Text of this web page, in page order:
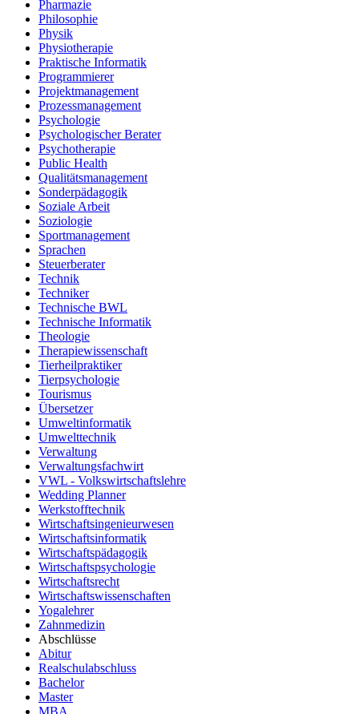
Pharmazie
Philosophie
Physik
Physiotherapie
Praktische Informatik
Programmierer
Projektmanagement
Prozessmanagement
Psychologie
Psychologischer Berater
Psychotherapie
Public Health
Qualitätsmanagement
Sonderpädagogik
Soziale Arbeit
Soziologie
Sportmanagement
Sprachen
Steuerberater
Technik
Techniker
Technische BWL
Technische Informatik
Theologie
Therapiewissenschaft
Tierheilpraktiker
Tierpsychologie
Tourismus
Übersetzer
Umweltinformatik
Umwelttechnik
Verwaltung
Verwaltungsfachwirt
VWL - Volkswirtschaftslehre
Wedding Planner
Werkstofftechnik
Wirtschaftsingenieurwesen
Wirtschaftsinformatik
Wirtschaftspädagogik
Wirtschaftspsychologie
Wirtschaftsrecht
Wirtschaftswissenschaften
Yogalehrer
Zahnmedizin
Abschlüsse
Abitur
Realschulabschluss
Bachelor
Master
MBA